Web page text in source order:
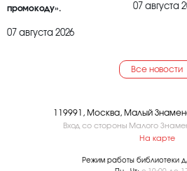
промокоду».
07 августа 2026
07 августа
Все новости
119991, Москва, Малый
Вход со стороны Малого
На карте
Режим работы библиотеки